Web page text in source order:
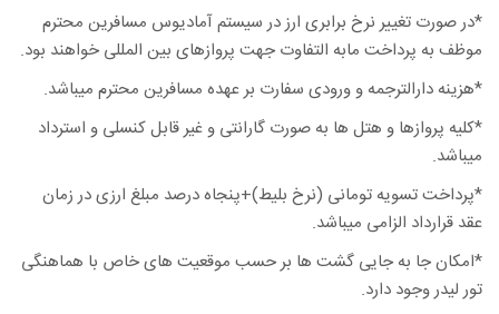
*در صورت تغییر نرخ برابری ارز در سیستم آمادیوس مسافرین محترم
موظف به پرداخت مابه التفاوت جهت پروازهای بین المللی خواهند بود.
*هزینه دارالترجمه و ورودی سفارت بر عهده مسافرین محترم میباشد.
*کلیه پروازها و هتل ها به صورت گارانتی و غیر قابل کنسلی و استرداد
میباشد.
*پرداخت تسویه تومانی (نرخ بلیط)+پنجاه درصد مبلغ ارزی در زمان
عقد قرارداد الزامی میباشد.
*امکان جا به جایی گشت ها بر حسب موقعیت های خاص با هماهنگی
تور لیدر وجود دارد.